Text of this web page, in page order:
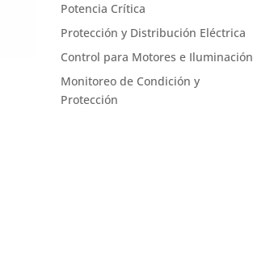
Potencia Crítica
Protección y Distribución Eléctrica
Control para Motores e Iluminación
Monitoreo de Condición y
Protección